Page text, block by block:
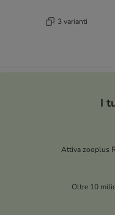
3 varianti
I
Attiva zooplus
Oltre 10